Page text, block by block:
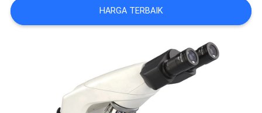
PRIVACY
HARGA TERBAIK